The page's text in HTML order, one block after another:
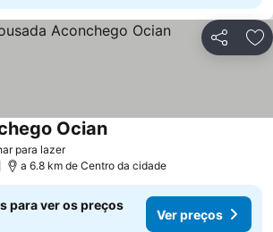
Partilhar
para lazerVer preços
OcianVer preços
a 6.8 km de Centro da cidade
para ver os preços
Ver preços